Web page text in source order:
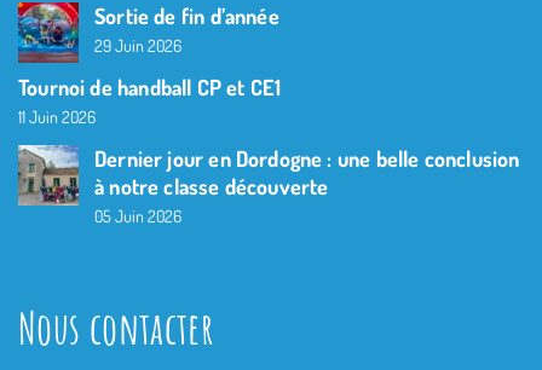
Sortie de fin d’année
29 Juin 2026
Tournoi de handball CP et CE1
11 Juin 2026
Dernier jour en Dordogne : une belle conclusion
à notre classe découverte
05 Juin 2026
Nous contacter